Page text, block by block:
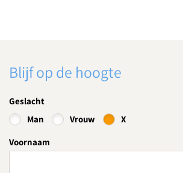
Blijf op de hoogte
Geslacht
Man
Vrouw
X
Voornaam